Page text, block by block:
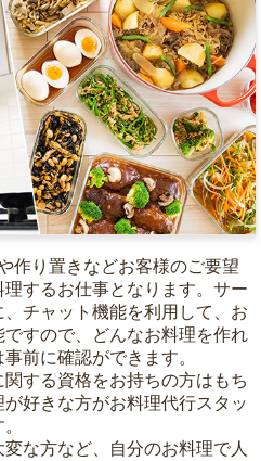
作り置きなどお客様のご要望
するお仕事となります。サー
チャット機能を利用して、お
すので、どんなお料理を作れ
前に確認ができます。
する資格をお持ちの方はもち
好きな方がお料理代行スタッ
な方など、自分のお料理で人